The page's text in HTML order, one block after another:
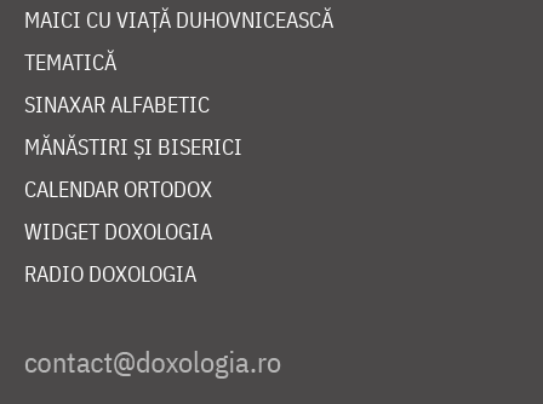
MAICI CU VIAȚĂ DUHOVNICEASCĂ
TEMATICĂ
SINAXAR ALFABETIC
MĂNĂSTIRI ȘI BISERICI
CALENDAR ORTODOX
WIDGET DOXOLOGIA
RADIO DOXOLOGIA